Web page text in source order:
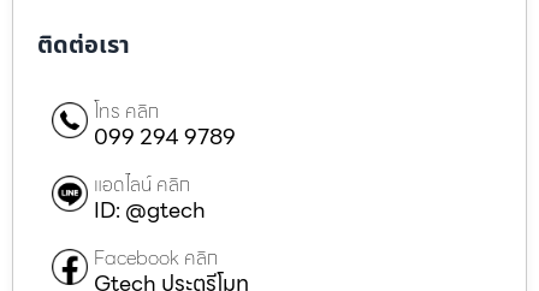
ติดต่อเรา
โทร คลิก
099 294 9789
แอดไลน์ คลิก
ID: @gtech
Facebook คลิก
Gtech ประตูรีโมท